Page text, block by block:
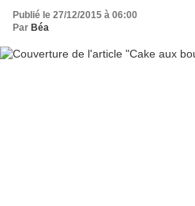
Publié le 27/12/2015 à 06:00
Par Béa